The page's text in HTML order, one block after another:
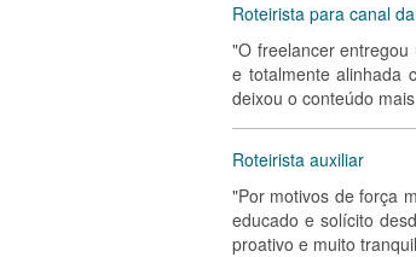
Roteirista para canal
"O freelancer
e totalmente alinhada
deixou o conteúdo
Roteirista auxiliar
"Por motivos de força
educado e solícito
proativo e muito